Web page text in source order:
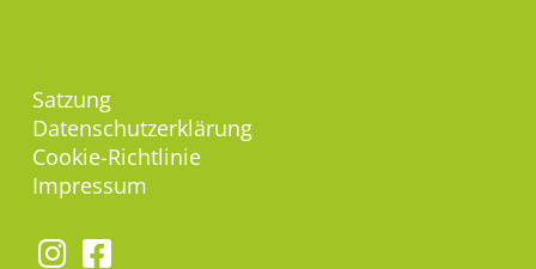
Satzung
Datenschutzerklärung
Cookie-Richtlinie
Impressum